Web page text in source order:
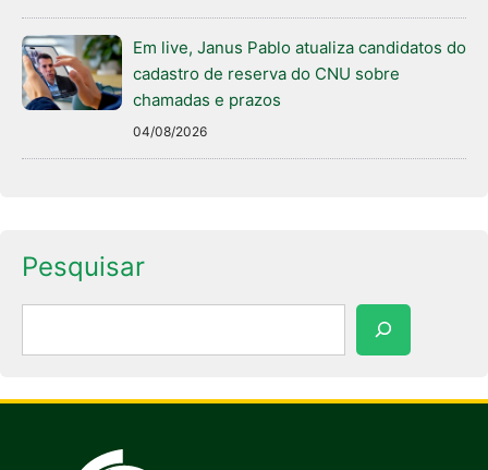
Em live, Janus Pablo atualiza candidatos do
cadastro de reserva do CNU sobre
chamadas e prazos
04/08/2026
Pesquisar